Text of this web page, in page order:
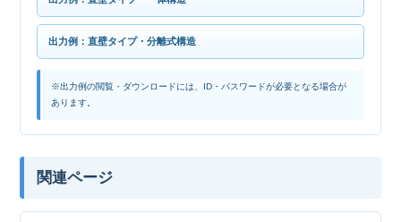
出力例：直壁タイプ・分離式構造
※出力例の閲覧・ダウンロードには、ID・パスワードが必要となる場合が
あります。
関連ページ